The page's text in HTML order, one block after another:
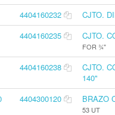
4404160232
CJTO.
4404160235 CJTO.
FOR ¾"
4404160238
CJTO.
140"
4404300120 BRAZO
53 UT